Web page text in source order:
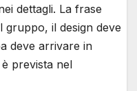
dettagli. La frase
gruppo, il design deve
deve arrivare in
prevista nel